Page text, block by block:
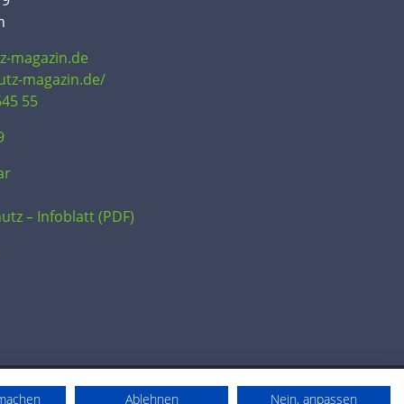
magazin.de
magazin.de/
55
– Infoblatt (PDF)
Ablehnen Nein, anpassen